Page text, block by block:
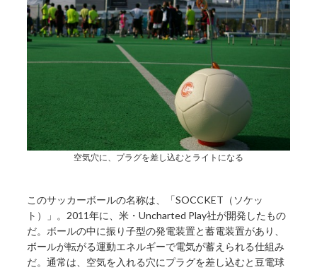
空気穴に、プラグを差し込むとライトになる
このサッカーボールの名称は、「SOCCKET（ソケッ
ト）」。2011年に、米・Uncharted Play社が開発したもの
だ。ボールの中に振り子型の発電装置と蓄電装置があり、
ボールが転がる運動エネルギーで電気が蓄えられる仕組み
だ。通常は、空気を入れる穴にプラグを差し込むと豆電球